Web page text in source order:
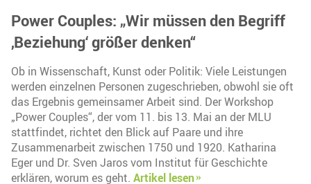
Power Couples: „Wir müssen den Begriff
‚Beziehung‘ größer denken“
Ob in Wissenschaft, Kunst oder Politik: Viele Leistungen
werden einzelnen Personen zugeschrieben, obwohl sie oft
das Ergebnis gemeinsamer Arbeit sind. Der Workshop
„Power Couples“, der vom 11. bis 13. Mai an der MLU
stattfindet, richtet den Blick auf Paare und ihre
Zusammenarbeit zwischen 1750 und 1920. Katharina
Eger und Dr. Sven Jaros vom Institut für Geschichte
erklären, worum es geht. Artikel lesen